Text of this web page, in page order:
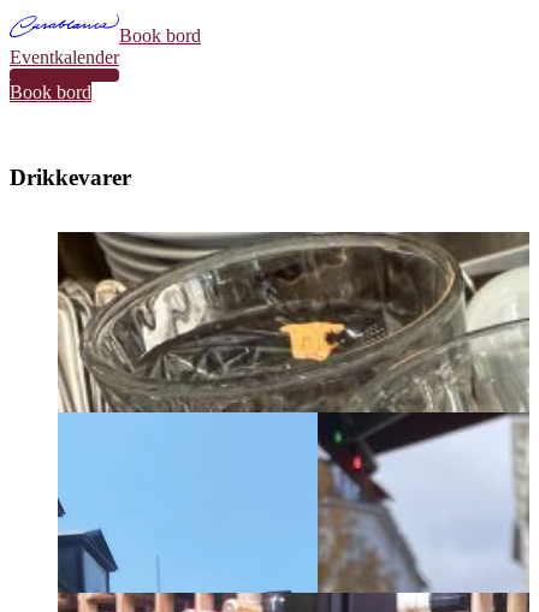
Book bord
Eventkalender
32
Book bord
Drikkevarer